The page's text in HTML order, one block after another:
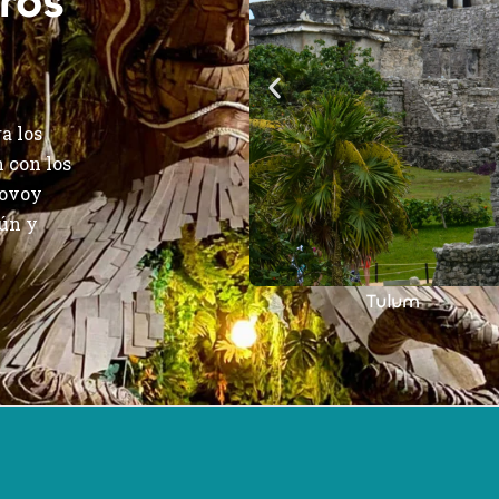
los
con los
y
Tulum Cancún